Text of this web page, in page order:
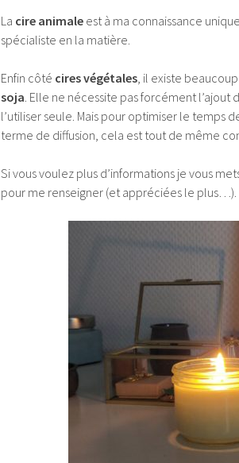
La cire animale est à ma connaissance
spécialiste en la matière.
Enfin côté cires végétales, il existe
soja. Elle ne nécessite pas forcément l’ajout
l’utiliser seule. Mais pour optimiser le temps
terme de diffusion, cela est tout de même
Si vous voulez plus d’informations je vous
pour me renseigner (et appréciées le plus…).